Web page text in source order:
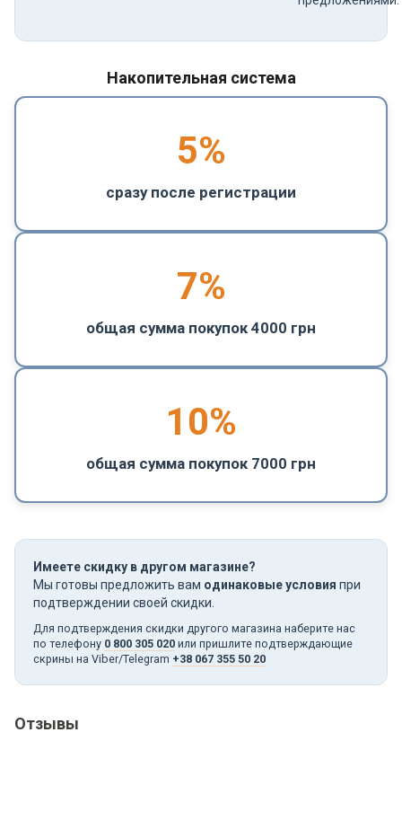
Накопительная система
5%
сразу после регистрации
7%
общая сумма покупок 4000 грн
10%
общая сумма покупок 7000 грн
Имеете скидку в другом магазине?
Мы готовы предложить вам одинаковые условия при
подтверждении своей скидки.
Для подтверждения скидки другого магазина наберите нас
по телефону 0 800 305 020 или пришлите подтверждающие
скрины на Viber/Telegram +38 067 355 50 20
Отзывы